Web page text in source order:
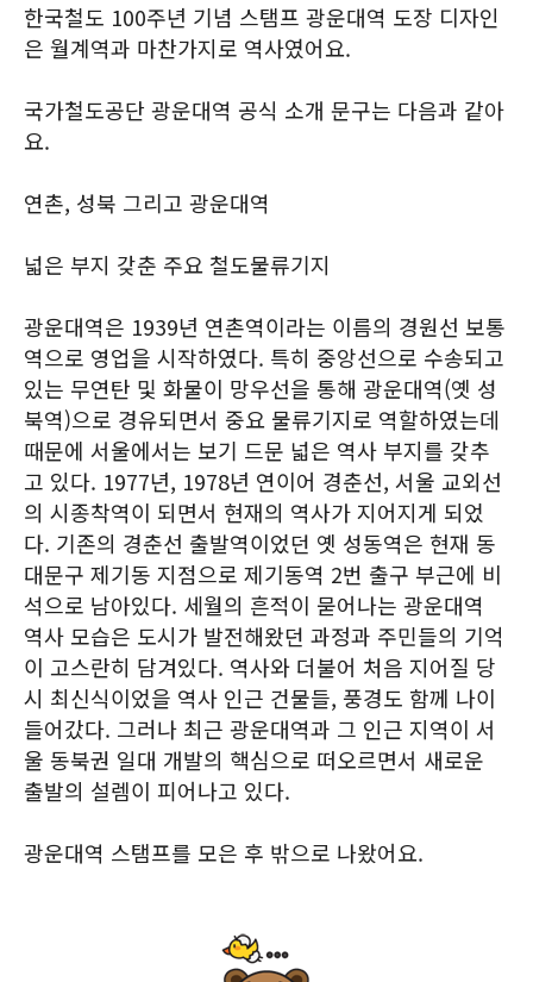
한국철도 100주년 기념 스탬프 광운대역 도장 디자인
은 월계역과 마찬가지로 역사였어요.
국가철도공단 광운대역 공식 소개 문구는 다음과 같아
요.
연촌, 성북 그리고 광운대역
넓은 부지 갖춘 주요 철도물류기지
광운대역은 1939년 연촌역이라는 이름의 경원선 보통
역으로 영업을 시작하였다. 특히 중앙선으로 수송되고
있는 무연탄 및 화물이 망우선을 통해 광운대역(옛 성
북역)으로 경유되면서 중요 물류기지로 역할하였는데
때문에 서울에서는 보기 드문 넓은 역사 부지를 갖추
고 있다. 1977년, 1978년 연이어 경춘선, 서울 교외선
의 시종착역이 되면서 현재의 역사가 지어지게 되었
다. 기존의 경춘선 출발역이었던 옛 성동역은 현재 동
대문구 제기동 지점으로 제기동역 2번 출구 부근에 비
석으로 남아있다. 세월의 흔적이 묻어나는 광운대역
역사 모습은 도시가 발전해왔던 과정과 주민들의 기억
이 고스란히 담겨있다. 역사와 더불어 처음 지어질 당
시 최신식이었을 역사 인근 건물들, 풍경도 함께 나이
들어갔다. 그러나 최근 광운대역과 그 인근 지역이 서
울 동북권 일대 개발의 핵심으로 떠오르면서 새로운
출발의 설렘이 피어나고 있다.
광운대역 스탬프를 모은 후 밖으로 나왔어요.